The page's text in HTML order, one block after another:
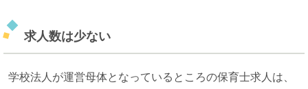
求人数は少ない
学校法人が運営母体となっているところの保育士求人は、